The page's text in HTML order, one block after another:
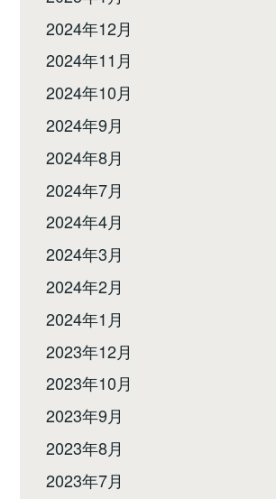
2024年12月
2024年11月
2024年10月
2024年9月
2024年8月
2024年7月
2024年4月
2024年3月
2024年2月
2024年1月
2023年12月
2023年10月
2023年9月
2023年8月
2023年7月